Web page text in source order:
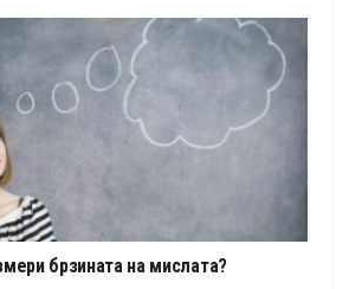
брзината на мислата?